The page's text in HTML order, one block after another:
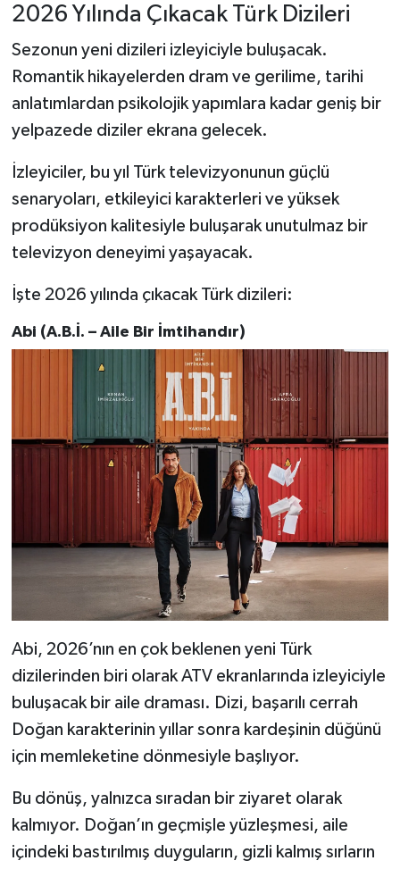
2026 Yılında Çıkacak Türk Dizileri
Sezonun yeni dizileri izleyiciyle buluşacak.
Romantik hikayelerden dram ve gerilime, tarihi
anlatımlardan psikolojik yapımlara kadar geniş bir
yelpazede diziler ekrana gelecek.
İzleyiciler, bu yıl Türk televizyonunun güçlü
senaryoları, etkileyici karakterleri ve yüksek
prodüksiyon kalitesiyle buluşarak unutulmaz bir
televizyon deneyimi yaşayacak.
İşte 2026 yılında çıkacak Türk dizileri:
Abi (A.B.İ. – Aile Bir İmtihandır)
Abi, 2026’nın en çok beklenen yeni Türk
dizilerinden biri olarak ATV ekranlarında izleyiciyle
buluşacak bir aile draması. Dizi, başarılı cerrah
Doğan karakterinin yıllar sonra kardeşinin düğünü
için memleketine dönmesiyle başlıyor.
Bu dönüş, yalnızca sıradan bir ziyaret olarak
kalmıyor. Doğan’ın geçmişle yüzleşmesi, aile
içindeki bastırılmış duyguların, gizli kalmış sırların